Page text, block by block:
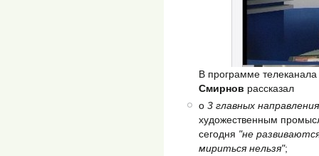
В программе
Смирнов рассказал
о 3 главных
художественным
сегодня "не
мириться нельзя";